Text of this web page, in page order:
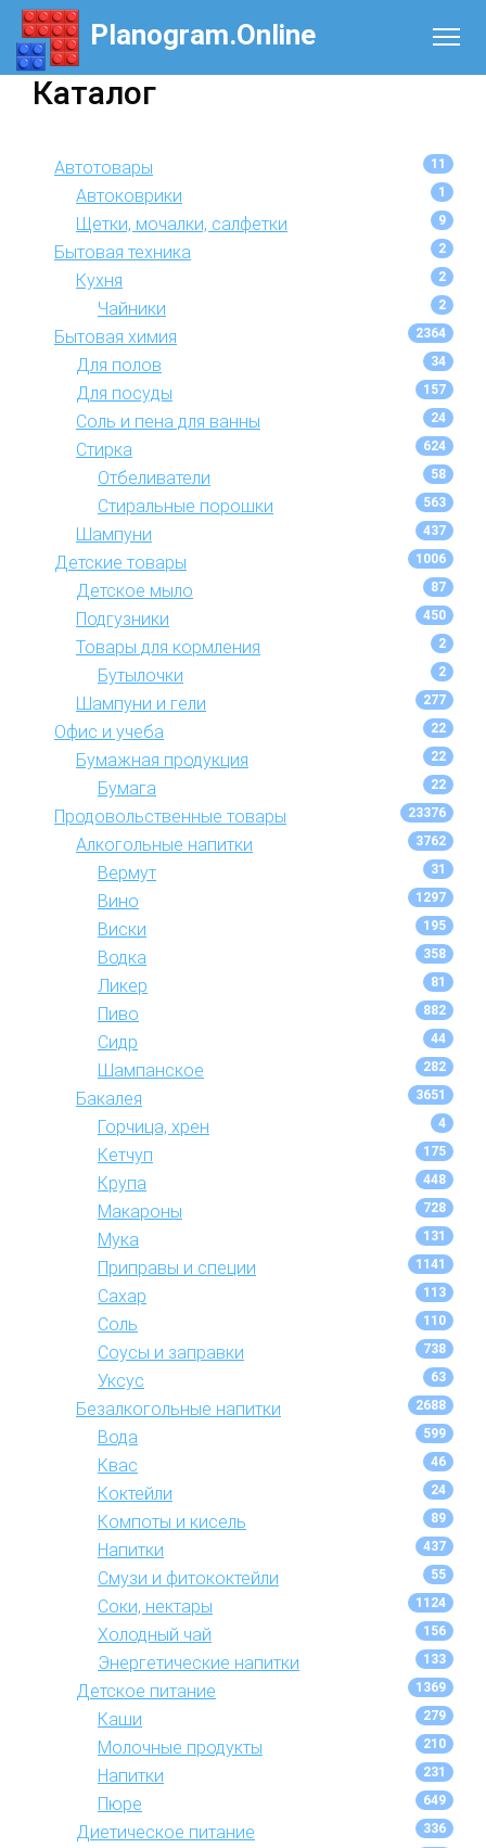
Planogram.Online
Каталог
Автотовары 11
Автоковрики 1
Щетки, мочалки, салфетки 9
Бытовая техника 2
Кухня 2
Чайники 2
Бытовая химия 2364
Для полов 34
Для посуды 157
Соль и пена для ванны 24
Стирка 624
Отбеливатели 58
Стиральные порошки 563
Шампуни 437
Детские товары 1006
Детское мыло 87
Подгузники 450
Товары для кормления 2
Бутылочки 2
Шампуни и гели 277
Офис и учеба 22
Бумажная продукция 22
Бумага 22
Продовольственные товары 23376
Алкогольные напитки 3762
Вермут 31
Вино 1297
Виски 195
Водка 358
Ликер 81
Пиво 882
Сидр 44
Шампанское 282
Бакалея 3651
Горчица, хрен 4
Кетчуп 175
Крупа 448
Макароны 728
Мука 131
Приправы и специи 1141
Сахар 113
Соль 110
Соусы и заправки 738
Уксус 63
Безалкогольные напитки 2688
Вода 599
Квас 46
Коктейли 24
Компоты и кисель 89
Напитки 437
Смузи и фитококтейли 55
Соки, нектары 1124
Холодный чай 156
Энергетические напитки 133
Детское питание 1369
Каши 279
Молочные продукты 210
Напитки 231
Пюре 649
Диетическое питание 336